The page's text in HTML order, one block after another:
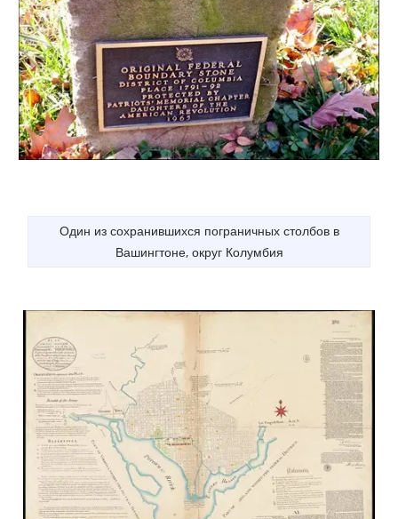
Один из сохранившихся пограничных столбов в
Вашингтоне, округ Колумбия